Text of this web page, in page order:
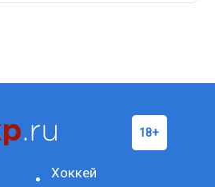
Хоккей